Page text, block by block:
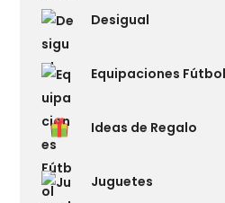
Desigual
Equipaciones
Ideas de Regalo
Juguetes